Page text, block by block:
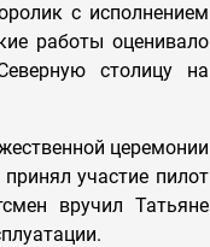
с исполнением
работы оценивало
столицу на
церемонии
участие пилот
вручил Татьяне